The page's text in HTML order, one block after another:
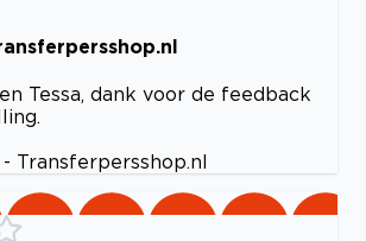
Tessa, dank voor de feedback
Transferpersshop.nl